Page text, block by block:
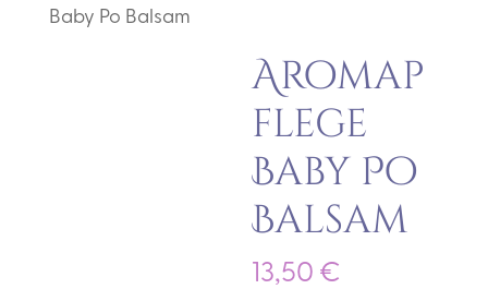
Baby Po Balsam
Aromap
flege
Baby Po
Balsam
13,50 €